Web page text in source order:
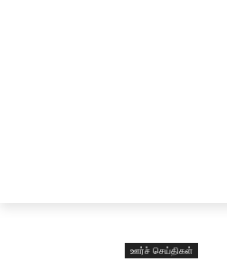
ஊர்ச் செய்திகள்